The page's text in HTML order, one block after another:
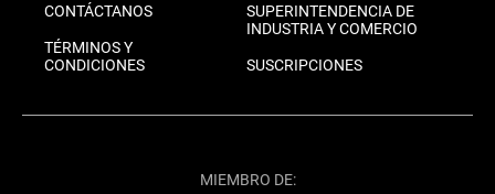
CONTÁCTANOS
TÉRMINOS Y
CONDICIONES
SUPERINTENDENCIA DE
INDUSTRIA Y COMERCIO
SUSCRIPCIONES
MIEMBRO DE: